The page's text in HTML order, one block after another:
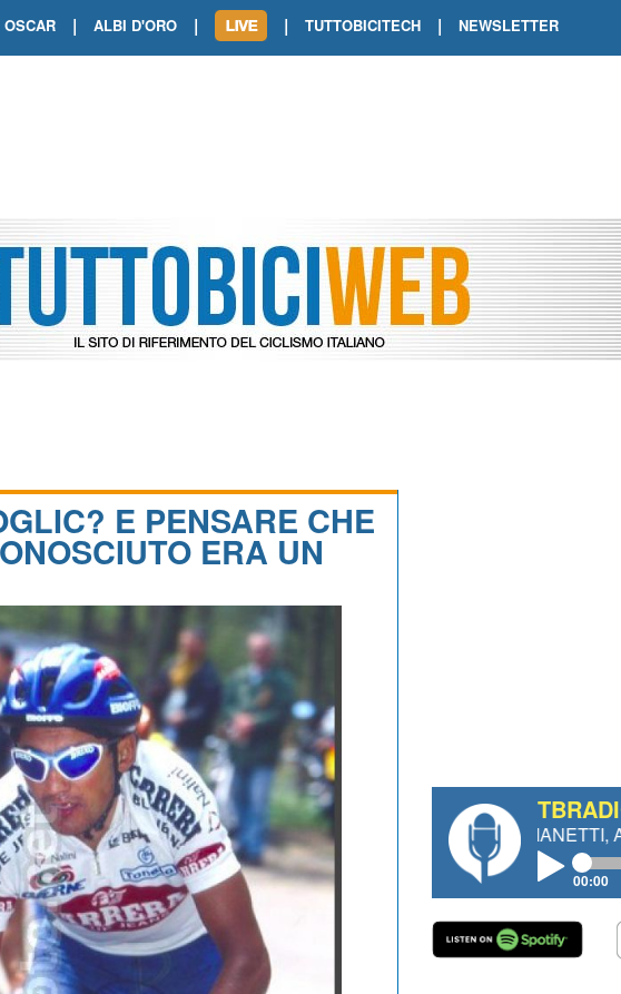
OSCAR | ALBI D'ORO |
TOUR DE FRANCE. ORCIERES-MERLETTE INCORONA
TOUR DE FRANCE. A VOIRON TRIONFO DI PHILIPSEN
| TUTTOBICITECH | NEWSLETTER
E PENSARE CHE
ERA UN
#334 CHARLY WEGELIUS, MAURO GIANETTI, ANDREA
00:00